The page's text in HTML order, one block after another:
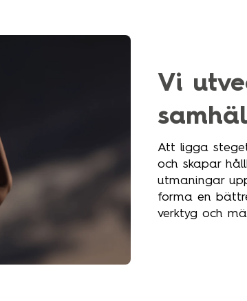
Vi
Att ligga
och skapar
utmaningar
forma en
verktyg och